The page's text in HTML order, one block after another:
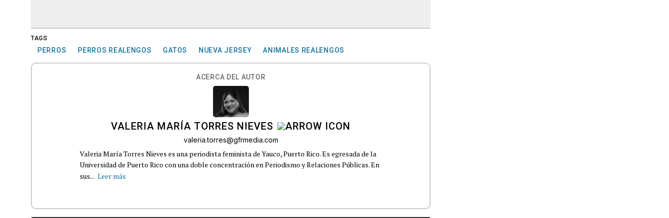
TAGS
PERROS PERROS REALENGOS GATOS NUEVA JERSEY ANIMALES REALENGOS
ACERCA DEL AUTOR
VALERIA MARÍA TORRES NIEVES
valeria.torres@gfrmedia.com
Valeria María Torres Nieves es una periodista feminista de Yauco, Puerto Rico. Es egresada de la
Universidad de Puerto Rico con una doble concentración en Periodismo y Relaciones Públicas. En
sus... Leer más